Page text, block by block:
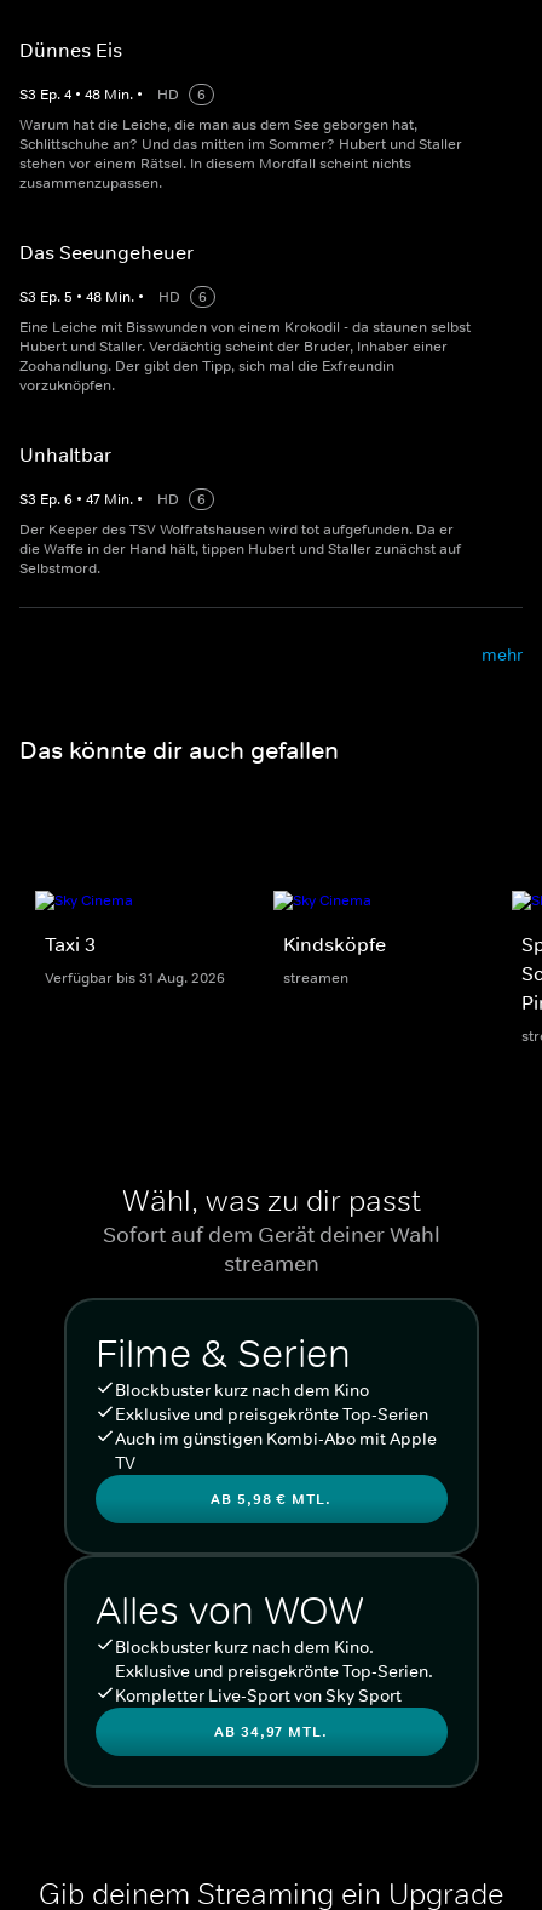
Dünnes Eis
S3 Ep.4 • 48 Min. • HD
6
Warum hat die Leiche, die man aus dem See geborgen hat,
Schlittschuhe an? Und das mitten im Sommer? Hubert und Staller
stehen vor einem Rätsel. In diesem Mordfall scheint nichts
zusammenzupassen.
Das Seeungeheuer
S3 Ep.5 • 48 Min. • HD
6
Eine Leiche mit Bisswunden von einem Krokodil - da staunen selbst
Hubert und Staller. Verdächtig scheint der Bruder, Inhaber einer
Zoohandlung. Der gibt den Tipp, sich mal die Exfreundin
vorzuknöpfen.
Unhaltbar
S3 Ep.6 • 47 Min. • HD
6
Der Keeper des TSV Wolfratshausen wird tot aufgefunden. Da er
die Waffe in der Hand hält, tippen Hubert und Staller zunächst auf
Selbstmord.
mehr
Das könnte dir auch gefallen
Taxi 3
Verfügbar bis 31 Aug. 2026
Kindsköpfe
streamen
Wähl, was zu dir passt
Sofort auf dem Gerät deiner Wahl
streamen
Filme & Serien
Blockbuster kurz nach dem Kino
Exklusive und preisgekrönte Top-Serien
Auch im günstigen Kombi-Abo mit Apple
TV
AB 5,98 € MTL.
Alles von WOW
Blockbuster kurz nach dem Kino.
Exklusive und preisgekrönte Top-Serien.
Kompletter Live-Sport von Sky Sport
AB 34,97 MTL.
Gib deinem Streaming ein Upgrade